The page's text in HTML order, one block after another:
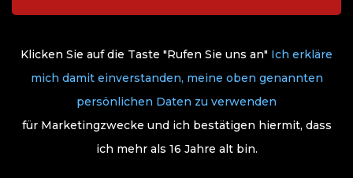
Klicken Sie auf die Taste "Rufen Sie uns an" Ich erkläre
mich damit einverstanden, meine oben genannten
persönlichen Daten zu verwenden
für Marketingzwecke und ich bestätigen hiermit, dass
ich mehr als 16 Jahre alt bin.